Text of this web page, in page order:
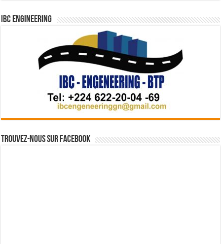
IBC Engineering
Trouvez-nous sur Facebook